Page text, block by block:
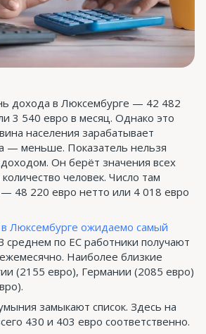
дохода в Люксембурге — 42 482
3 540 евро в месяц. Однако это
населения зарабатывает
— меньше. Показатель нельзя
Он берёт значения всех
человек. Число там
— 48 220 евро нетто или 4 018 евро
Люксембурге ожидаемо самый
среднем по ЕС работники получают
Наиболее близкие
(2155 евро), Германии (2085 евро)
замыкают список. Здесь на
430 и 403 евро соответственно.